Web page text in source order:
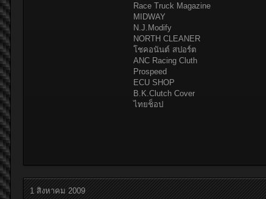
Race Truck Magazine
MIDWAY
N.J.Modify
NORTH CLEANER
โชคอนันต์ สปอร์ต
ANC Racing Cluth
Prospeed
ECU SHOP
B.K.Clutch Cover
ไทยช็อป
1 สิงหาคม 2009